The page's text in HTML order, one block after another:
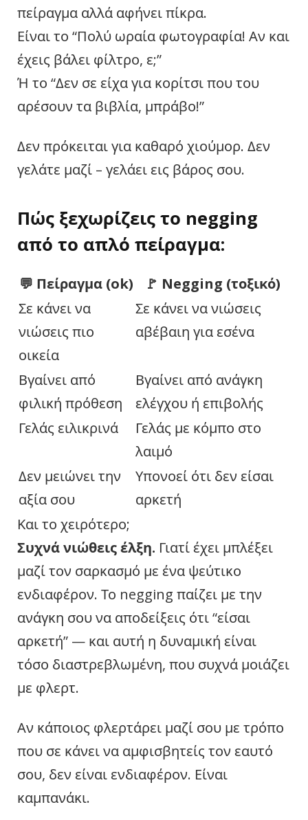
πείραγμα αλλά αφήνει πίκρα.
Είναι το “Πολύ ωραία φωτογραφία! Αν και
έχεις βάλει φίλτρο, ε;”
Ή το “Δεν σε είχα για κορίτσι που του
αρέσουν τα βιβλία, μπράβο!”
Δεν πρόκειται για καθαρό χιούμορ. Δεν
γελάτε μαζί – γελάει εις βάρος σου.
Πώς ξεχωρίζεις το negging
από το απλό πείραγμα:
💬 Πείραγμα (ok)
🚩 Negging (τοξικό)
Σε κάνει να
νιώσεις πιο
οικεία
Σε κάνει να νιώσεις
αβέβαιη για εσένα
Βγαίνει από
φιλική πρόθεση
Βγαίνει από ανάγκη
ελέγχου ή επιβολής
Γελάς ειλικρινά
Γελάς με κόμπο στο
λαιμό
Δεν μειώνει την
αξία σου
Υπονοεί ότι δεν είσαι
αρκετή
Και το χειρότερο;
Συχνά νιώθεις έλξη. Γιατί έχει μπλέξει
μαζί τον σαρκασμό με ένα ψεύτικο
ενδιαφέρον. Το negging παίζει με την
ανάγκη σου να αποδείξεις ότι “είσαι
αρκετή” — και αυτή η δυναμική είναι
τόσο διαστρεβλωμένη, που συχνά μοιάζει
με φλερτ.
Αν κάποιος φλερτάρει μαζί σου με τρόπο
που σε κάνει να αμφισβητείς τον εαυτό
σου, δεν είναι ενδιαφέρον. Είναι
καμπανάκι.